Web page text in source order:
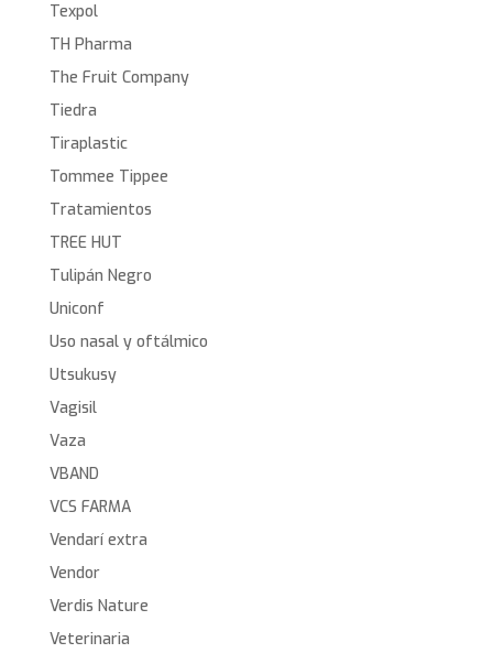
Texpol
TH Pharma
The Fruit Company
Tiedra
Tiraplastic
Tommee Tippee
Tratamientos
TREE HUT
Tulipán Negro
Uniconf
Uso nasal y oftálmico
Utsukusy
Vagisil
Vaza
VBAND
VCS FARMA
Vendarí extra
Vendor
Verdis Nature
Veterinaria